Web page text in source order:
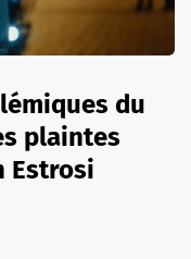
du
plaintes
Estrosi